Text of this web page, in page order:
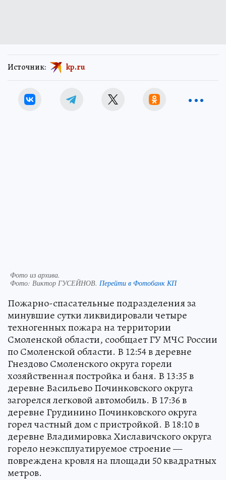
Источник: kp.ru
Фото из архива.
Фото: Виктор ГУСЕЙНОВ. Перейти в Фотобанк КП
Пожарно-спасательные подразделения за
минувшие сутки ликвидировали четыре
техногенных пожара на территории
Смоленской области, сообщает ГУ МЧС России
по Смоленской области. В 12:54 в деревне
Гнездово Смоленского округа горели
хозяйственная постройка и баня. В 13:35 в
деревне Васильево Починковского округа
загорелся легковой автомобиль. В 17:36 в
деревне Грудинино Починковского округа
горел частный дом с пристройкой. В 18:10 в
деревне Владимировка Хиславичского округа
горело неэксплуатируемое строение —
повреждена кровля на площади 50 квадратных
метров.